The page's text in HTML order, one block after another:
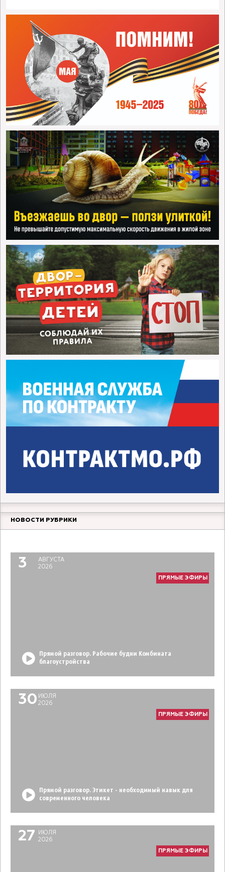
НОВОСТИ РУБРИКИ
6
Прямой разговор. Молодой педагог
3
АВГУСТА
2026
ПРЯМЫЕ ЭФИРЫ
Прямой разговор. Рабочие будни Комбината
благоустройства
30 ИЮЛЯ
2026
ПРЯМЫЕ ЭФИРЫ
Прямой разговор. Этикет - необходимый навык для
современного человека
27
ИЮЛЯ
2026
ПРЯМЫЕ ЭФИРЫ